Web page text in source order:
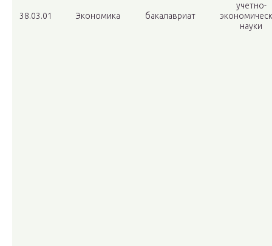
38.03.01 Экономика бакалавриат
учетно-
науки